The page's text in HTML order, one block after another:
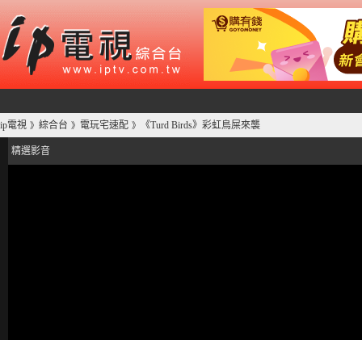
ip電視 》 綜合台 》 電玩宅速配 》 《Turd Birds》彩虹鳥屎來襲
精選影音